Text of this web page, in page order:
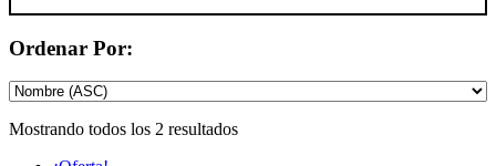
Ordenar Por:
Mostrando todos los 2 resultados